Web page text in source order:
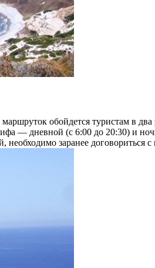
обойдется туристам в
— дневной (с 6:00 до 20:30) и
необходимо заранее договориться